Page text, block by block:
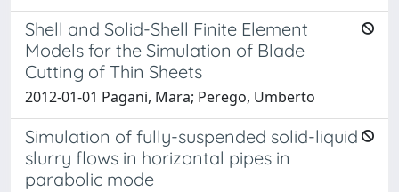
Shell and Solid-Shell Finite Element
Models for the Simulation of Blade
Cutting of Thin Sheets
2012-01-01 Pagani, Mara; Perego, Umberto
Simulation of fully-suspended solid-liquid
slurry flows in horizontal pipes in
parabolic mode